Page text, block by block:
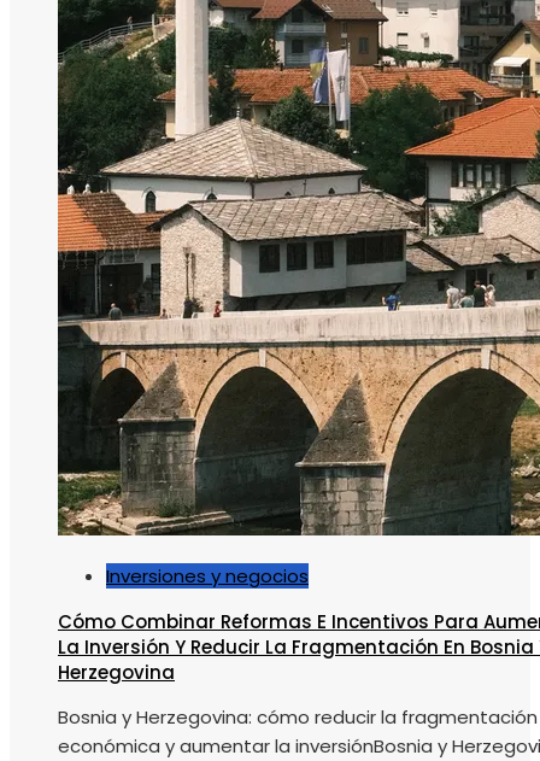
Inversiones y negocios
Cómo Combinar Reformas E Incentivos Para
La Inversión Y Reducir La Fragmentación En Bosnia
Herzegovina
Bosnia y Herzegovina: cómo reducir la fragmentación
económica y aumentar la inversiónBosnia y